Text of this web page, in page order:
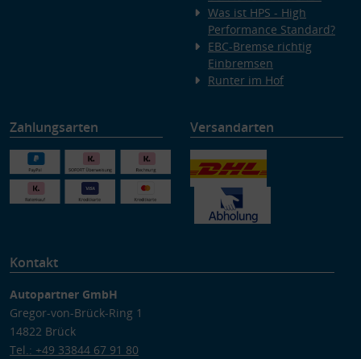
Was ist HPS - High
Performance Standard?
EBC-Bremse richtig
Einbremsen
Runter im Hof
Zahlungsarten Versandarten
Kontakt
Autopartner GmbH
Gregor-von-Brück-Ring 1
14822 Brück
Tel.: +49 33844 67 91 80